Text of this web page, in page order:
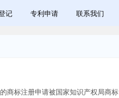
记 专利申请 联系我们
标注册申请被国家知识产权局商标